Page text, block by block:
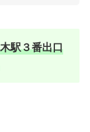
駅３番出口